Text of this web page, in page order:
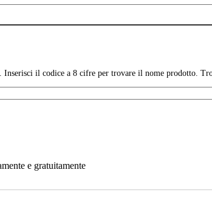
Inserisci il codice a 8 cifre per trovare il nome prodotto.
e gratuitamente